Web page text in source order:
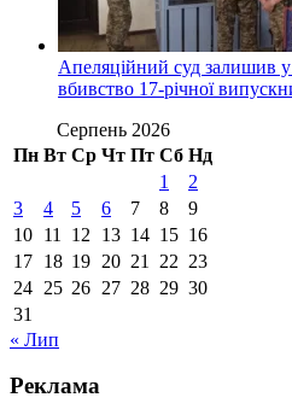
Апеляційний суд залишив
вбивство 17-річної
Серпень 2026
Пн Вт Ср Чт Пт Сб Нд
1
2
3
4 5 6 7 8
9
10 11 12 13 14 15 16
17 18 19 20 21 22 23
24 25 26 27 28 29 30
31
« Лип
Реклама